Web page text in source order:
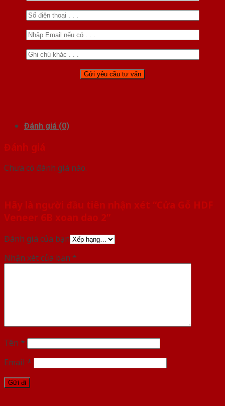
Đánh giá (0)
Đánh giá
Chưa có đánh giá nào.
Hãy là người đầu tiên nhận xét “Cửa Gỗ HDF
Veneer 6B xoan dao 2”
Đánh giá của bạn
Nhận xét của bạn *
Tên *
Email *